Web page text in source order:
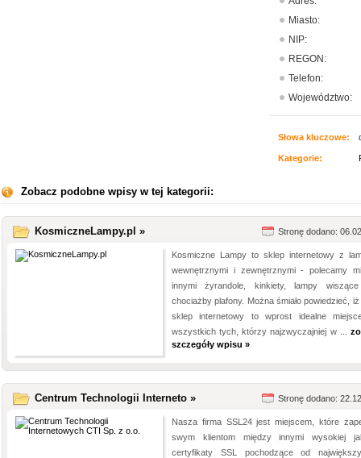
Miasto:
NIP:
REGON:
Telefon:
Województwo:
Słowa kluczowe:
Kategorie:
Zobacz podobne wpisy w tej kategorii:
KosmiczneLampy.pl » Stronę dodano:
Kosmiczne Lampy to sklep internetowy z
wewnętrznymi i zewnętrznymi - polecamy
innymi żyrandole, kinkiety, lampy
chociażby plafony. Można śmiało powiedzieć,
sklep internetowy to wprost idealne
wszystkich tych, którzy najzwyczajniej w ...
szczegóły wpisu »
Centrum Technologii Interneto » Stronę dodano:
Nasza firma SSL24 jest miejscem, które
swym klientom między innymi wysokiej
certyfikaty SSL pochodzące od